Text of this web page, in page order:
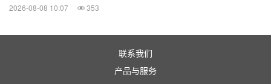
米，拥有231间客房、四间餐厅及一间酒吧、功能齐
全的休闲配备 —— 海景健身中心、高空无边泳池及
瑞吉水疗中心，以及超过2,000平方米的宴会空间。
自开业以来，酒店凭借高品质的设施与服务及周边交
2026-08-08 10:07 353
联系我们
产品与服务